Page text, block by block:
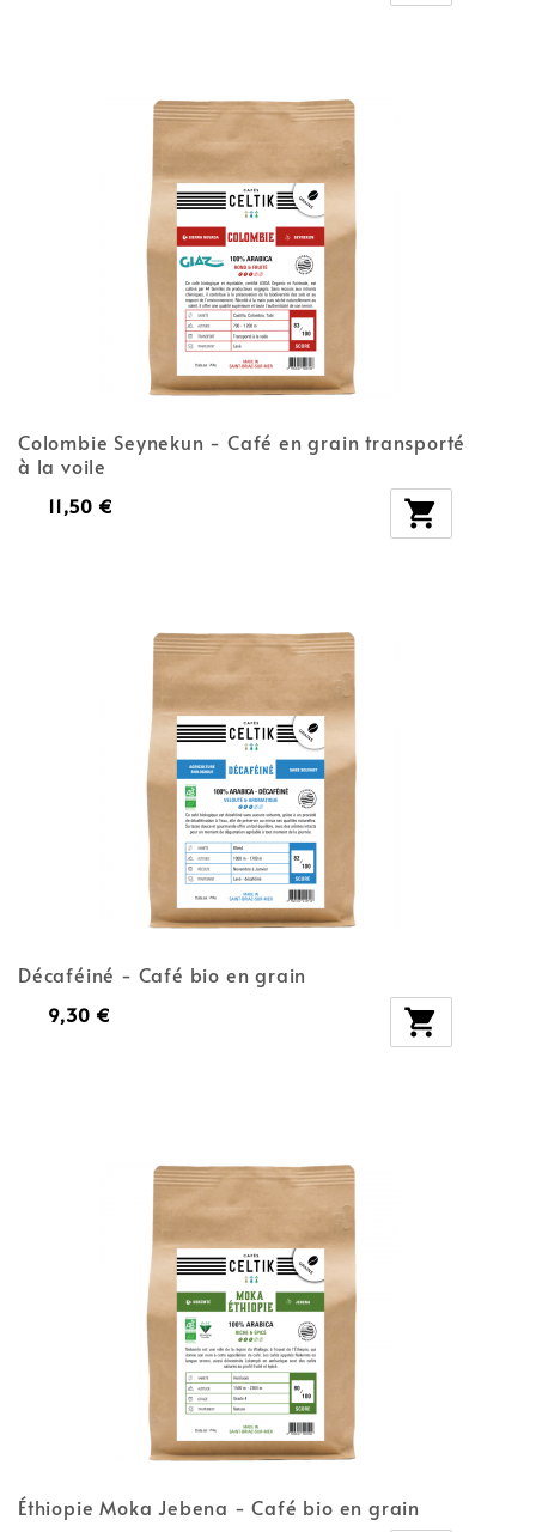
Colombie Seynekun - Café en grain transporté
à la voile
11,50 € 
Décaféiné - Café bio en grain
9,30 € 
Éthiopie Moka Jebena - Café bio en grain